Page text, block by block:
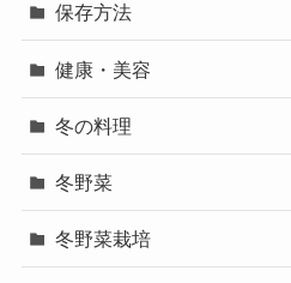
保存方法
健康・美容
冬の料理
冬野菜
冬野菜栽培